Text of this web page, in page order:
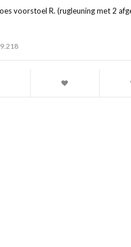
voorstoel R. (rugleuning met 2